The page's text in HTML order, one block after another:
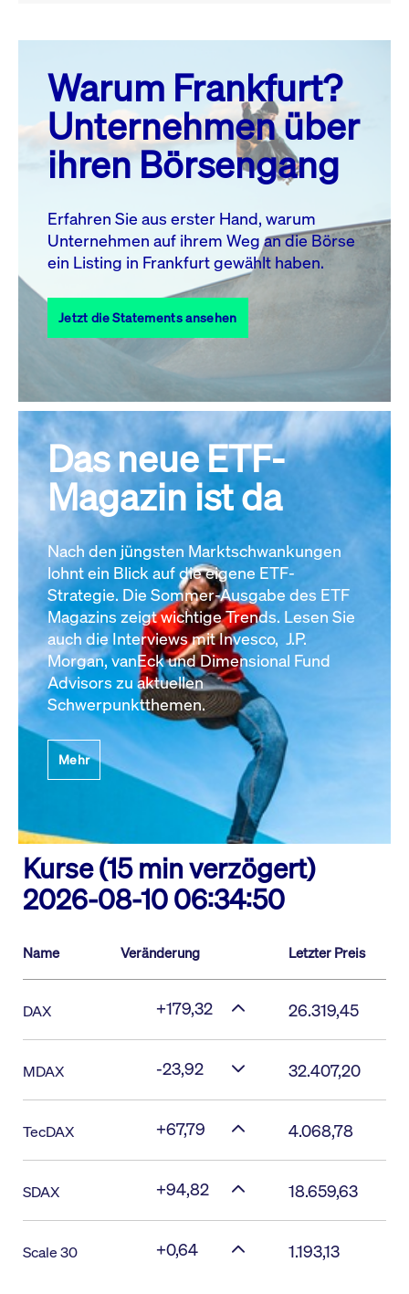
August 26
MO. DI. MI. DO. FR. SA. SO.
1
2
3
4 5 6 7 8
17 18 19 20 21 22
23
27 28
31
Alle Events
Warum Frankfurt?
Unternehmen über
ihren Börsengang
Erfahren Sie aus erster Hand, warum
Unternehmen auf ihrem Weg an die Börse
ein Listing in Frankfurt gewählt haben.
Jetzt die Statements ansehen
Das neue ETF-
Magazin ist da
Nach den jüngsten Marktschwankungen
lohnt ein Blick auf die eigene ETF-
Strategie. Die Sommer-Ausgabe des ETF
Magazins zeigt wichtige Trends. Lesen Sie
auch die Interviews mit Invesco, J.P.
Morgan, vanEck und Dimensional Fund
Advisors zu aktuellen
Schwerpunktthemen.
Mehr
Kurse (15 min verzögert)
2026-08-10 06:34:50
Name Veränderung Letzter Preis
DAX +179,32 26.319,45
MDAX -23,92 32.407,20
TecDAX +67,79 4.068,78
SDAX +94,82 18.659,63
Scale 30 +0,64 1.193,13